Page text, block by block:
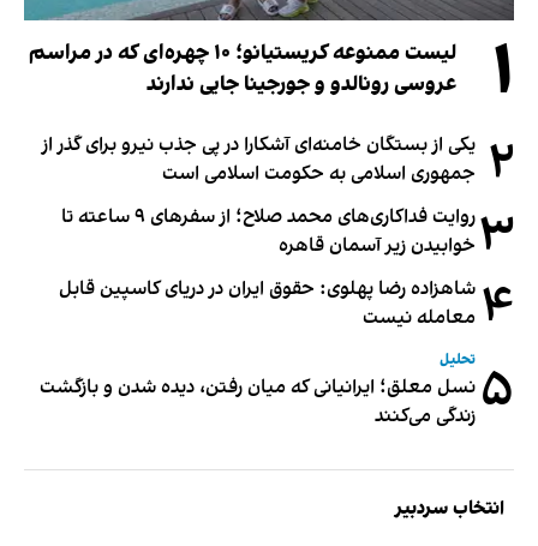
۱
لیست ممنوعه کریستیانو؛ ۱۰ چهره‌ای که در مراسم
عروسی رونالدو و جورجینا جایی ندارند
۲ یکی از بستگان خامنه‌ای آشکارا در پی جذب نیرو برای گذر از
جمهوری اسلامی به حکومت اسلامی است
۳
روایت فداکاری‌های محمد صلاح؛ از سفرهای ۹ ساعته تا
خوابیدن زیر آسمان قاهره
۴ شاهزاده رضا پهلوی: حقوق ایران در دریای کاسپین قابل
معامله نیست
۵ تحلیل
نسل معلق؛ ایرانیانی که میان رفتن، دیده شدن و بازگشت
زندگی می‌کنند
انتخاب سردبیر